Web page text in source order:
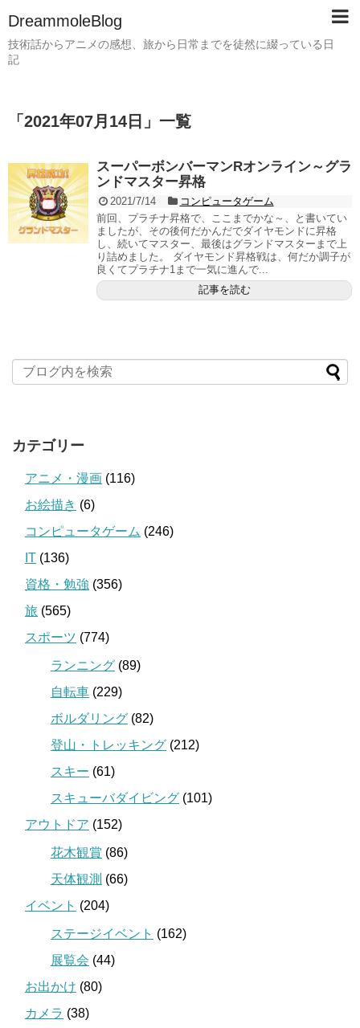
DreammoleBlog
技術話からアニメの感想、旅から日常までを徒然に綴っている日
記
「 2021年07月14日 」 一覧
スーパーボンバーマンRオンライン～グラ
ンドマスター昇格
2021/7/14
コンピュータゲーム
前回、プラチナ昇格で、ここまでかな～、と書いてい
ましたが、その後何だかんだでダイヤモンドに昇格
し、続いてマスター、最後はグランドマスターまで上
り詰めました。 ダイヤモンド昇格戦は、何だか調子が
良くてプラチナ1まで一気に進んで...
記事を読む
カテゴリー
アニメ・漫画 (116)
お絵描き (6)
コンピュータゲーム (246)
IT (136)
資格・勉強 (356)
旅 (565)
スポーツ (774)
ランニング (89)
自転車 (229)
ボルダリング (82)
登山・トレッキング (212)
スキー (61)
スキューバダイビング (101)
アウトドア (152)
花木観賞 (86)
天体観測 (66)
イベント (204)
ステージイベント (162)
展覧会 (44)
お出かけ (80)
カメラ (38)